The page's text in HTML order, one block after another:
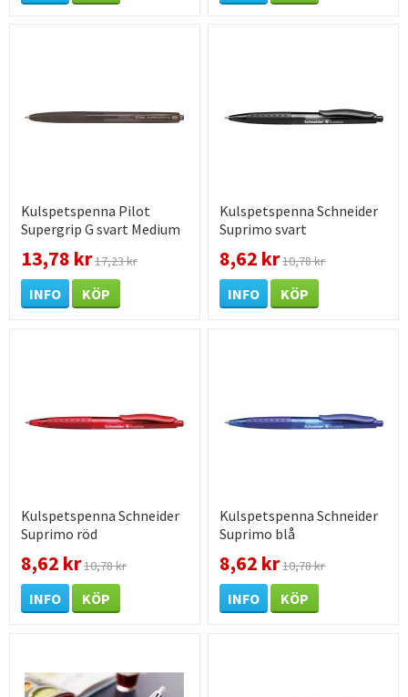
Kulspetspenna Pilot
Supergrip G svart Medium
13,78 kr17,23 kr
INFO KÖP
Kulspetspenna Schneider
Suprimo svart
8,62 kr10,78 kr
INFO KÖP
Kulspetspenna Schneider
Suprimo röd
8,62 kr10,78 kr
INFO KÖP
Kulspetspenna Schneider
Suprimo blå
8,62 kr10,78 kr
INFO KÖP